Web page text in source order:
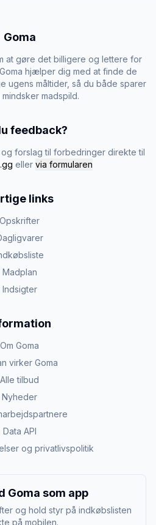
Goma
at gøre det billigere og lettere for
hjælper dig med at finde de
ugens måltider, så du både sparer
madspild.
feedback?
forslag til forbedringer direkte til
eller via formularen
links
Opskrifter
Madplan
Indsigter
Om Goma
virker Goma
Alle tilbud
Nyheder
Data API
og privatlivspolitik
Goma som app
og hold styr på indkøbslisten
på mobilen.